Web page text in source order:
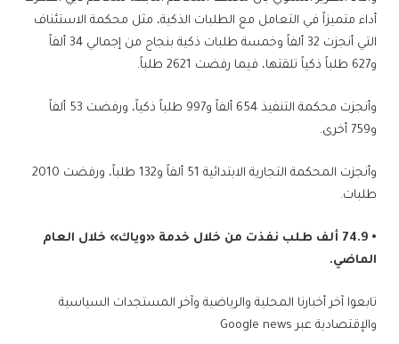
أداء متميزاً في التعامل مع الطلبات الذكية، مثل محكمة الاستئناف
التي أنجزت 32 ألفاً وخمسة طلبات ذكية بنجاح من إجمالي 34 ألفاً
و627 طلباً ذكياً تلقتها، فيما رفضت 2621 طلباً.
وأنجزت محكمة التنفيذ 654 ألفاً و997 طلباً ذكياً، ورفضت 53 ألفاً
و759 أخرى.
وأنجزت المحكمة التجارية الابتدائية 51 ألفاً و132 طلباً، ورفضت 2010
طلبات.
• 74.9 ألف طلب نفذت من خلال خدمة «وياك» خلال العام
الماضي.
تابعوا آخر أخبارنا المحلية والرياضية وآخر المستجدات السياسية
والإقتصادية عبر Google news